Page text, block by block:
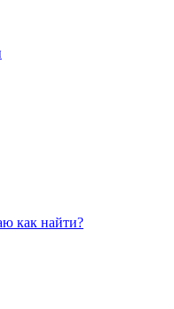
как найти?